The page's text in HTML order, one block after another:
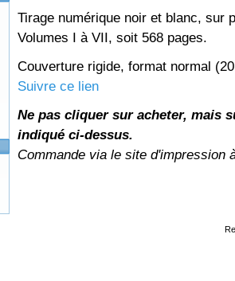
Tirage numérique noir et blanc, sur
Volumes I à VII, soit 568 pages.
Couverture rigide, format normal
Suivre ce lien
Ne pas cliquer sur acheter, mais
indiqué ci-dessus.
Commande via le site d'impression